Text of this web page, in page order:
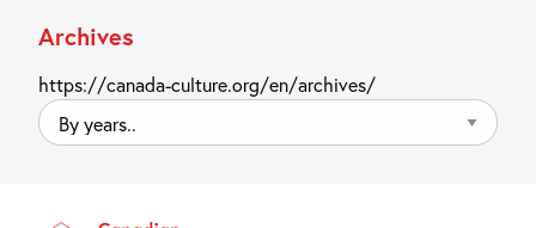
Archives
https://canada-culture.org/en/archives/
By
years..